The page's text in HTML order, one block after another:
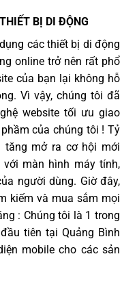
BỊ DI ĐỘNG
các thiết bị di động
online trở nên rất phổ
của bạn lại không hỗ
Vì vậy, chúng tôi đã
website tối ưu giao
của chúng tôi ! Tỷ
tăng mở ra cơ hội mới
màn hình máy tính,
người dùng. Giờ đây,
kiếm và mua sắm mọi
: Chúng tôi là 1 trong
tiên tại Quảng Bình
mobile cho các sản